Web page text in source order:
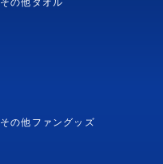
その他ファングッズ